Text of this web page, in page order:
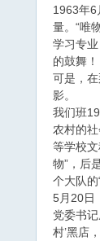
1963年6
量。“唯
学习专
的鼓舞！
可是，
影。
我们班
农村的
等学校
物”，后
个大队
5月20日
党委书
村’黑店